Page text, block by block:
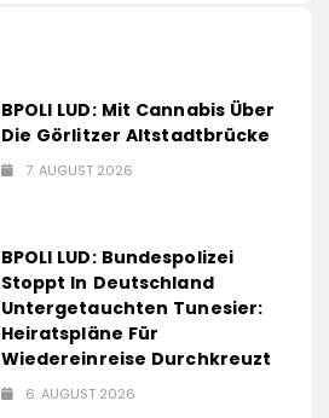
BPOLI LUD: Mit Cannabis Über
Die Görlitzer Altstadtbrücke
7. AUGUST 2026
BPOLI LUD: Bundespolizei
Stoppt In Deutschland
Untergetauchten Tunesier:
Heiratspläne Für
Wiedereinreise Durchkreuzt
6. AUGUST 2026